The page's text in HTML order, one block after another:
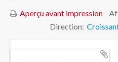
Aperçu avant impression
Direction: